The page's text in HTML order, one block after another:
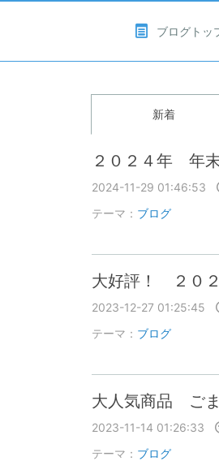
ブログトッ
新着
２０２４年 年
2024-11-29 01:46:53
テーマ： ブログ
大好評！ ２０
2023-12-27 01:25:45
テーマ： ブログ
大人気商品 ご
2023-11-14 01:26:33
テーマ： ブログ